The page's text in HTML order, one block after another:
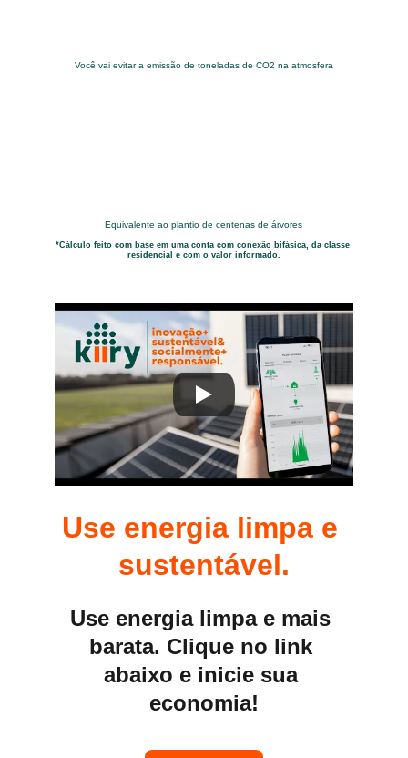
Use energia limpa e
sustentável.
*Cálculo feito com base em uma conta com conexão bifásica, da classe
residencial e com o valor informado.
Você vai evitar a emissão de toneladas de CO2 na atmosfera
Equivalente ao plantio de centenas de árvores
Use energia limpa e mais
barata. Clique no link
abaixo e inicie sua
economia!